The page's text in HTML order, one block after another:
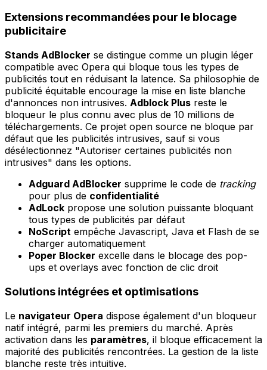
Extensions recommandées pour le blocage
publicitaire
Stands AdBlocker se distingue comme un plugin léger
compatible avec Opera qui bloque tous les types de
publicités tout en réduisant la latence. Sa philosophie de
publicité équitable encourage la mise en liste blanche
d'annonces non intrusives. Adblock Plus reste le
bloqueur le plus connu avec plus de 10 millions de
téléchargements. Ce projet open source ne bloque par
défaut que les publicités intrusives, sauf si vous
désélectionnez "Autoriser certaines publicités non
intrusives" dans les options.
Adguard AdBlocker supprime le code de tracking
pour plus de confidentialité
AdLock propose une solution puissante bloquant
tous types de publicités par défaut
NoScript empêche Javascript, Java et Flash de se
charger automatiquement
Poper Blocker excelle dans le blocage des pop-
ups et overlays avec fonction de clic droit
Solutions intégrées et optimisations
Le navigateur Opera dispose également d'un bloqueur
natif intégré, parmi les premiers du marché. Après
activation dans les paramètres, il bloque efficacement la
majorité des publicités rencontrées. La gestion de la liste
blanche reste très intuitive.